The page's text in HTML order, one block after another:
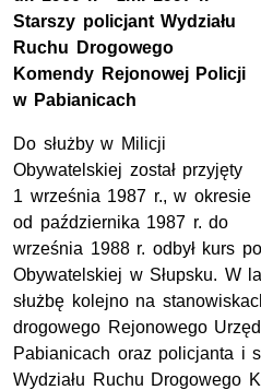
Starszy policjant Wydziału
Ruchu Drogowego
Komendy Rejonowej Policji
w Pabianicach
Do służby w Milicji
Obywatelskiej został przyjęty
1 września 1987 r., w okresie
od października 1987 r. do
września 1988 r. odbył kurs
Obywatelskiej w Słupsku. W
służbę kolejno na
drogowego Rejonowego
Pabianicach oraz policjanta i
Wydziału Ruchu Drogowego